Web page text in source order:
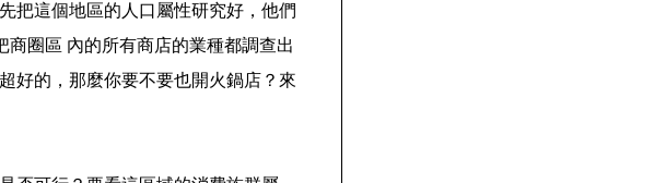
把這個地區的人口屬性研究好，他們
圈區 內的所有商店的業種都調查出
好的，那麼你要不要也開火鍋店？來